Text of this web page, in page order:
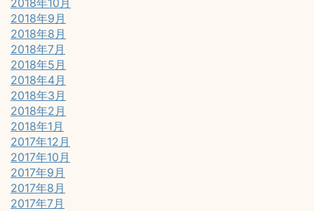
2018年10月
2018年9月
2018年8月
2018年7月
2018年5月
2018年4月
2018年3月
2018年2月
2018年1月
2017年12月
2017年10月
2017年9月
2017年8月
2017年7月